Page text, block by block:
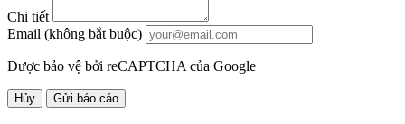
Chi tiết
Email (không bắt buộc)
Được bảo vệ bởi reCAPTCHA của Google
Hủy Gửi báo cáo